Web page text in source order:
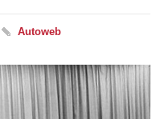
Autoweb